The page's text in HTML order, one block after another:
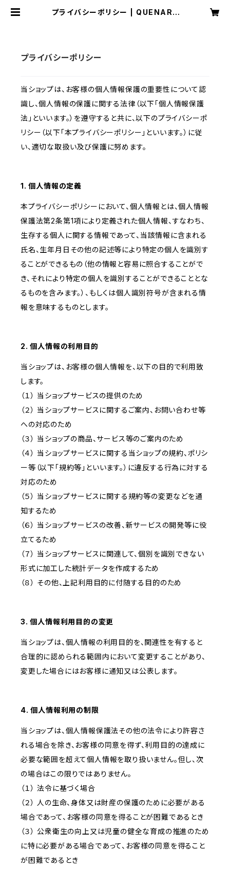
プライバシーポリシー | QUENARP
プライバシーポリシー
当ショップは、お客様の個人情報保護の重要性について認
識し、個人情報の保護に関する法律（以下「個人情報保護
法」といいます。）を遵守すると共に、以下のプライバシーポ
リシー（以下「本プライバシーポリシー」といいます。）に従
い、適切な取扱い及び保護に努めます。
1. 個人情報の定義
本プライバシーポリシーにおいて、個人情報とは、個人情報
保護法第2条第1項により定義された個人情報、すなわち、
生存する個人に関する情報であって、当該情報に含まれる
氏名、生年月日その他の記述等により特定の個人を識別す
ることができるもの（他の情報と容易に照合することがで
き、それにより特定の個人を識別することができることとな
るものを含みます。）、もしくは個人識別符号が含まれる情
報を意味するものとします。
2. 個人情報の利用目的
当ショップは、お客様の個人情報を、以下の目的で利用致
します。
（１） 当ショップサービスの提供のため
（２） 当ショップサービスに関するご案内、お問い合わせ等
への対応のため
（３） 当ショップの商品、サービス等のご案内のため
（４） 当ショップサービスに関する当ショップの規約、ポリシ
ー等（以下「規約等」といいます。）に違反する行為に対する
対応のため
（５） 当ショップサービスに関する規約等の変更などを通
知するため
（６） 当ショップサービスの改善、新サービスの開発等に役
立てるため
（７） 当ショップサービスに関連して、個別を識別できない
形式に加工した統計データを作成するため
（８） その他、上記利用目的に付随する目的のため
3. 個人情報利用目的の変更
当ショップは、個人情報の利用目的を、関連性を有すると
合理的に認められる範囲内において変更することがあり、
変更した場合にはお客様に通知又は公表します。
4. 個人情報利用の制限
当ショップは、個人情報保護法その他の法令により許容さ
れる場合を除き、お客様の同意を得ず、利用目的の達成に
必要な範囲を超えて個人情報を取り扱いません。但し、次
の場合はこの限りではありません。
（１） 法令に基づく場合
（２） 人の生命、身体又は財産の保護のために必要がある
場合であって、お客様の同意を得ることが困難であるとき
（３） 公衆衛生の向上又は児童の健全な育成の推進のため
に特に必要がある場合であって、お客様の同意を得ること
が困難であるとき